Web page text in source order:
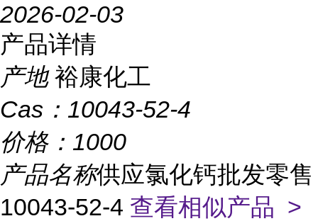
2026-02-03
产品详情
产地 裕康化工
Cas： 10043-52-4
价格： 1000
产品名称供应氯化钙批发零售
10043-52-4 查看相似产品 >